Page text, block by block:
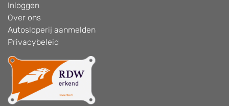
Inloggen
Over ons
Autosloperij aanmelden
Privacybeleid